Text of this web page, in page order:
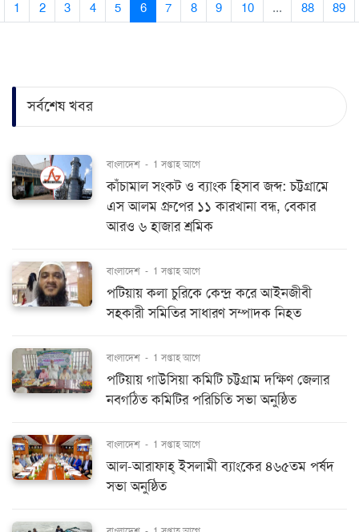
1 2 3 4 5 6 7 8 9 10 ... 88 89
সর্বশেষ খবর
বাংলাদেশ - 1 সপ্তাহ আগে
কাঁচামাল সংকট ও ব্যাংক হিসাব জব্দ: চট্টগ্রামে
এস আলম গ্রুপের ১১ কারখানা বন্ধ, বেকার
আরও ৬ হাজার শ্রমিক
বাংলাদেশ - 1 সপ্তাহ আগে
পটিয়ায় কলা চুরিকে কেন্দ্র করে আইনজীবী
সহকারী সমিতির সাধারণ সম্পাদক নিহত
বাংলাদেশ - 1 সপ্তাহ আগে
পটিয়ায় গাউসিয়া কমিটি চট্টগ্রাম দক্ষিণ জেলার
নবগঠিত কমিটির পরিচিতি সভা অনুষ্ঠিত
বাংলাদেশ - 1 সপ্তাহ আগে
আল-আরাফাহ্ ইসলামী ব্যাংকের ৪৬৫তম পর্ষদ
সভা অনুষ্ঠিত